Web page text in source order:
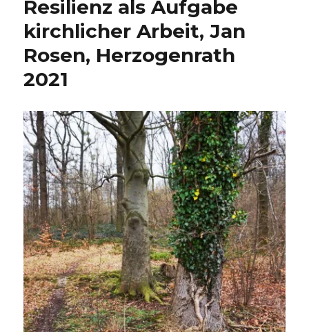
Resilienz als Aufgabe
kirchlicher Arbeit, Jan
Rosen, Herzogenrath
2021